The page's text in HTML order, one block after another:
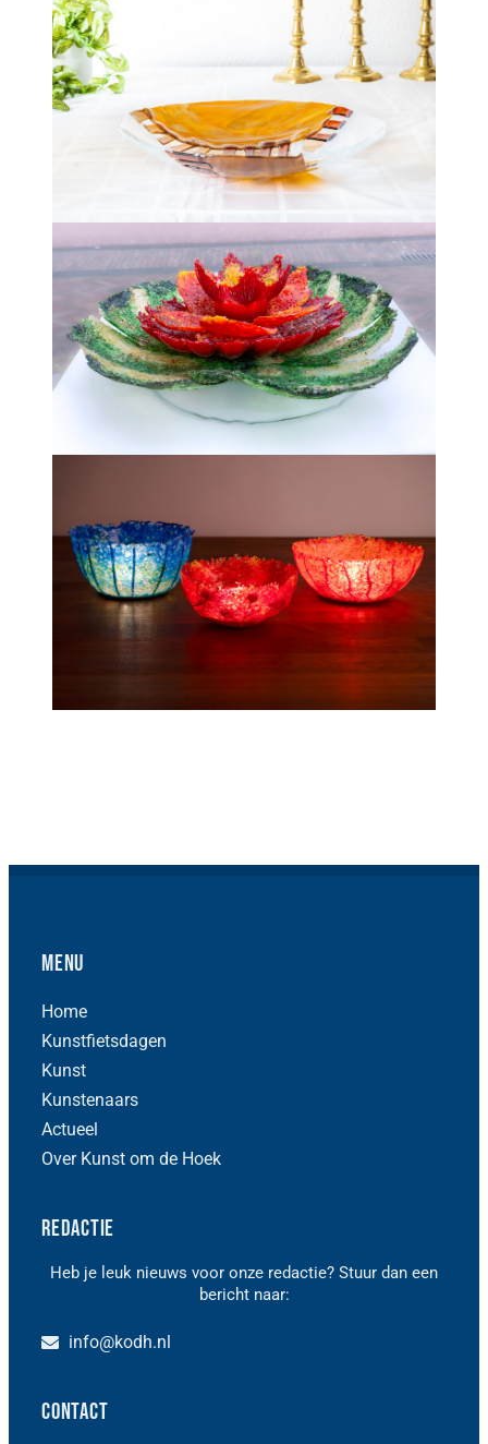
Menu
Home
Kunstfietsdagen
Kunst
Kunstenaars
Actueel
Over Kunst om de Hoek
Redactie
Heb je leuk nieuws voor onze redactie? Stuur dan een
bericht naar:
info@kodh.nl
Contact